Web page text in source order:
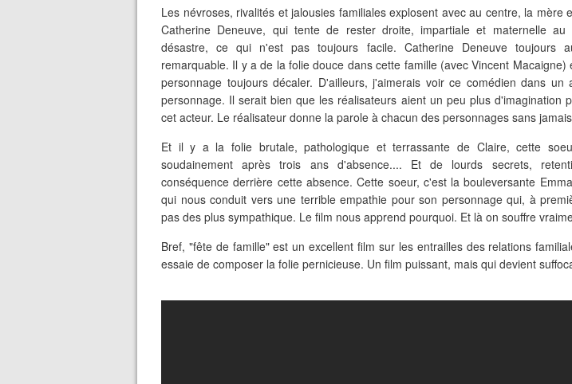
Les névroses, rivalités et jalousies familiales explosent avec au centre, la mère
Catherine Deneuve, qui tente de rester droite, impartiale et maternelle
désastre, ce qui n'est pas toujours facile. Catherine Deneuve toujours
remarquable. Il y a de la folie douce dans cette famille (avec Vincent Macaigne)
personnage toujours décaler. D'ailleurs, j'aimerais voir ce comédien dans un
personnage. Il serait bien que les réalisateurs aient un peu plus d'imagination
cet acteur. Le réalisateur donne la parole à chacun des personnages sans
Et il y a la folie brutale, pathologique et terrassante de Claire, cette
soudainement après trois ans d'absence.... Et de lourds secrets,
conséquence derrière cette absence. Cette soeur, c'est la bouleversante
qui nous conduit vers une terrible empathie pour son personnage qui, à
pas des plus sympathique. Le film nous apprend pourquoi. Et là on souffre
Bref, "fête de famille" est un excellent film sur les entrailles des relations
essaie de composer la folie pernicieuse. Un film puissant, mais qui devient